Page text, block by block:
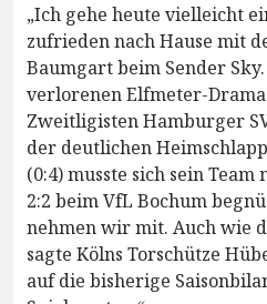
„Ich gehe heute vielleicht
zufrieden nach Hause mit
Baumgart beim Sender
verlorenen Elfmeter-
Zweitligisten Hamburger
der deutlichen
(0:4) musste sich sein
2:2 beim VfL Bochum
nehmen wir mit. Auch wie
sagte Kölns Torschütze
auf die bisherige